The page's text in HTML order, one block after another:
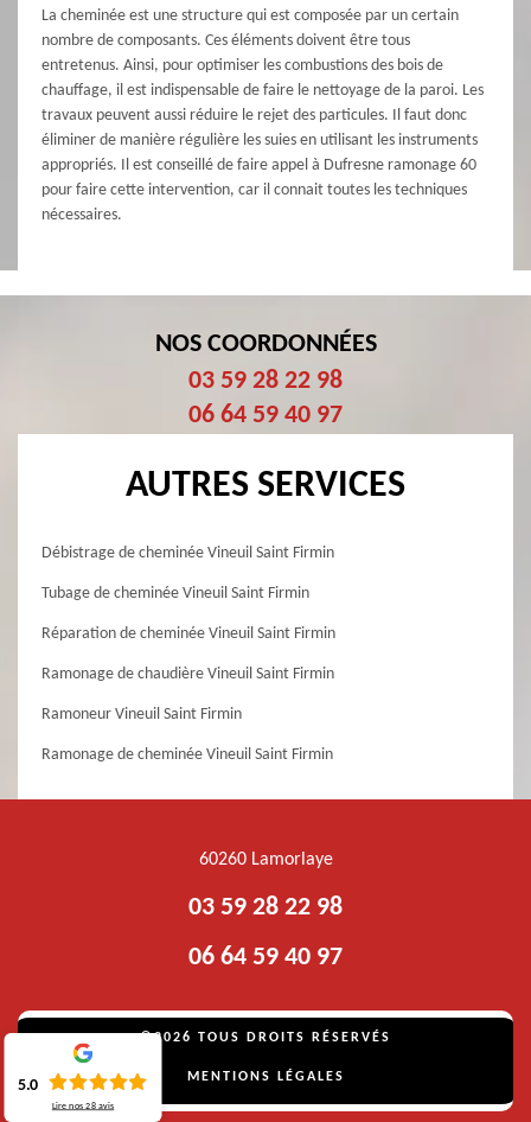
La cheminée est une structure qui est composée par un certain
nombre de composants. Ces éléments doivent être tous
entretenus. Ainsi, pour optimiser les combustions des bois de
chauffage, il est indispensable de faire le nettoyage de la paroi. Les
travaux peuvent aussi réduire le rejet des particules. Il faut donc
éliminer de manière régulière les suies en utilisant les instruments
appropriés. Il est conseillé de faire appel à Dufresne ramonage 60
pour faire cette intervention, car il connait toutes les techniques
nécessaires.
NOS COORDONNÉES
03 59 28 22 98
06 64 59 40 97
AUTRES SERVICES
Débistrage de cheminée Vineuil Saint Firmin
Tubage de cheminée Vineuil Saint Firmin
Réparation de cheminée Vineuil Saint Firmin
Ramonage de chaudière Vineuil Saint Firmin
Ramoneur Vineuil Saint Firmin
Ramonage de cheminée Vineuil Saint Firmin
60260 Lamorlaye
03 59 28 22 98
06 64 59 40 97
©2026 TOUS DROITS RÉSERVÉS
MENTIONS LÉGALES
5.0
Lire nos28 avis